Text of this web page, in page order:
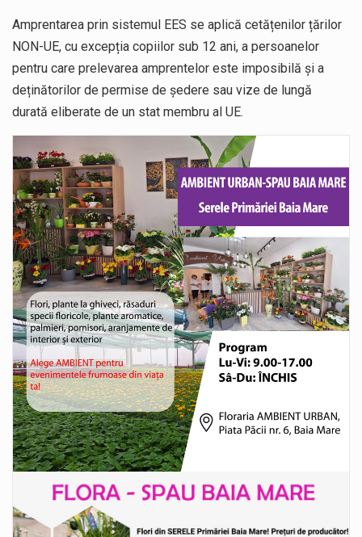
Amprentarea prin sistemul EES se aplică cetățenilor țărilor
NON-UE, cu excepția copiilor sub 12 ani, a persoanelor
pentru care prelevarea amprentelor este imposibilă și a
deținătorilor de permise de ședere sau vize de lungă
durată eliberate de un stat membru al UE.